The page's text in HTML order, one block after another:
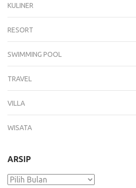
KULINER
RESORT
SWIMMING POOL
TRAVEL
VILLA
WISATA
ARSIP
Arsip